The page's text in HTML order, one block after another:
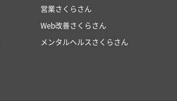
営業さくらさん
Web改善さくらさん
メンタルヘルスさくらさん